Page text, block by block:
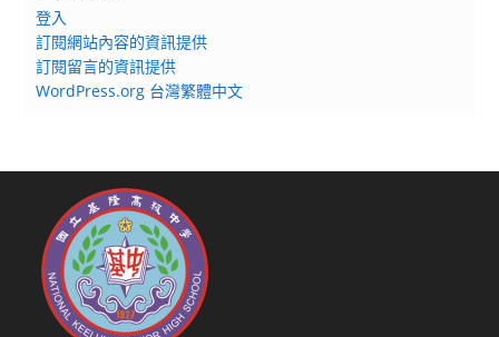
登入
訂閱網站內容的資訊提供
訂閱留言的資訊提供
WordPress.org 台灣繁體中文